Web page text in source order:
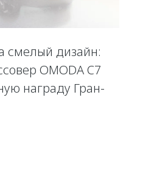
смелый дизайн:
OMODA C7
награду Гран-